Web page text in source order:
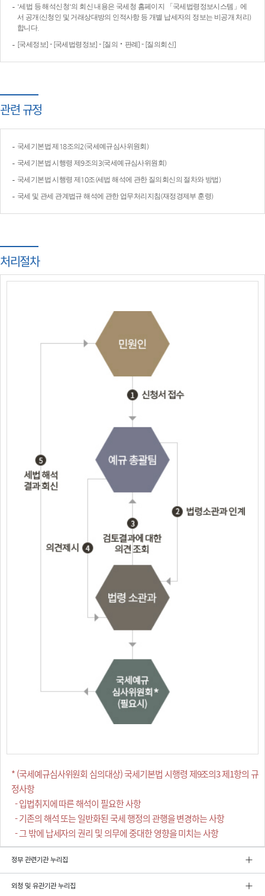
'세법 등 해석신청'의 회신 내용은 국세청 홈페이지 「국세법령정보시스템」에
서 공개(신청인 및 거래상대방의 인적사항 등 개별 납세자의 정보는 비공개 처리)
합니다.
[국세정보] - [국세법령정보] - [질의‧판례] - [질의회신]
관련 규정
국세기본법 제18조의2(국세예규심사위원회)
국세기본법 시행령 제9조의3(국세예규심사위원회)
국세기본법 시행령 제10조(세법 해석에 관한 질의회신의 절차와 방법)
국세 및 관세 관계법규 해석에 관한 업무처리지침(재정경제부 훈령)
처리절차
* (국세예규심사위원회 심의대상) 국세기본법 시행령 제9조의3 제1항의 규
정사항
- 입법취지에 따른 해석이 필요한 사항
- 기존의 해석 또는 일반화된 국세 행정의 관행을 변경하는 사항
- 그 밖에 납세자의 권리 및 의무에 중대한 영향을 미치는 사항
정부 관련기관 누리집
외청 및 유관기관 누리집